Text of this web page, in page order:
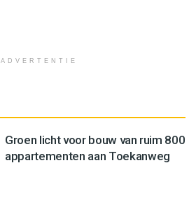
ADVERTENTIE
Groen licht voor bouw van ruim 800
appartementen aan Toekanweg